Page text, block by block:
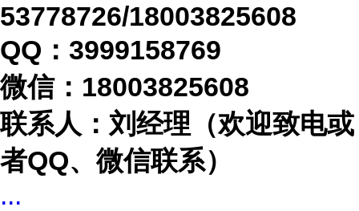
53778726/18003825608
QQ：3999158769
微信： 18003825608
联系人：刘经理（欢迎致电或
者QQ、微信联系）
...